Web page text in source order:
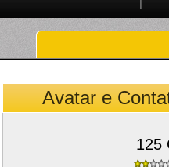
Avatar e
125